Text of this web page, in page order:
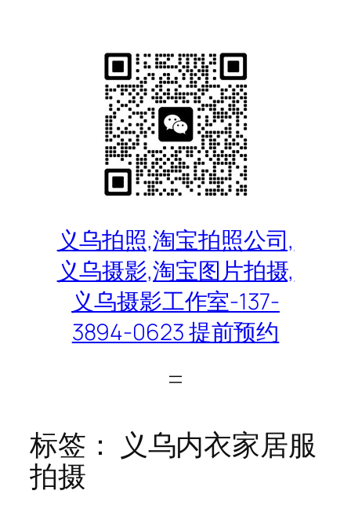
义乌拍照,淘宝拍照公司,
义乌摄影,淘宝图片拍摄,
义乌摄影工作室-137-
3894-0623 提前预约
标签：
义乌内衣家居服
拍摄